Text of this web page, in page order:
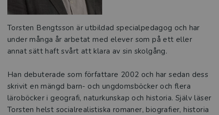
Torsten Bengtsson är utbildad specialpedagog och har
under många år arbetat med elever som på ett eller
annat sätt haft svårt att klara av sin skolgång.
Han debuterade som författare 2002 och har sedan dess
skrivit en mängd barn- och ungdomsböcker och flera
läroböcker i geografi, naturkunskap och historia. Själv läser
Torsten helst socialrealistiska romaner, biografier, historia